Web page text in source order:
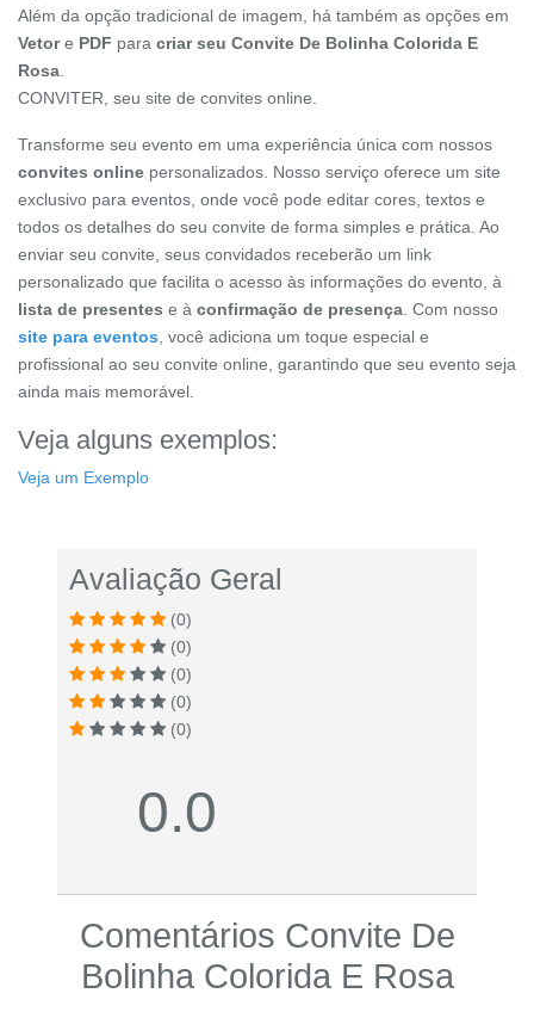
Além da opção tradicional de imagem, há também as opções em
Vetore PDF para criar seu Convite De Bolinha Colorida E
Rosa
CONVITER, seu site de convites online.
Transforme seu evento em uma experiência única com nossos
convites online personalizados. Nosso serviço oferece um site
exclusivo para eventos, onde você pode editar cores, textos e
todos os detalhes do seu convite de forma simples e prática. Ao
enviar seu convite, seus convidados receberão um link
personalizado que facilita o acesso às informações do evento, à
lista de presentes e à confirmação de presença . Com nosso
site para eventos , você adiciona um toque especial e
profissional ao seu convite online, garantindo que seu evento seja
ainda mais memorável.
Veja alguns exemplos:
Veja um Exemplo
Avaliação Geral
(0)
(0)
(0)
(0)
(0)
0.0
Comentários Convite De
Bolinha Colorida E Rosa